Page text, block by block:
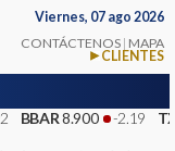
Viernes, 07 ago 2026
CONTÁCTENOS | MAPA
CLIENTES
BBAR8.900 -2.19